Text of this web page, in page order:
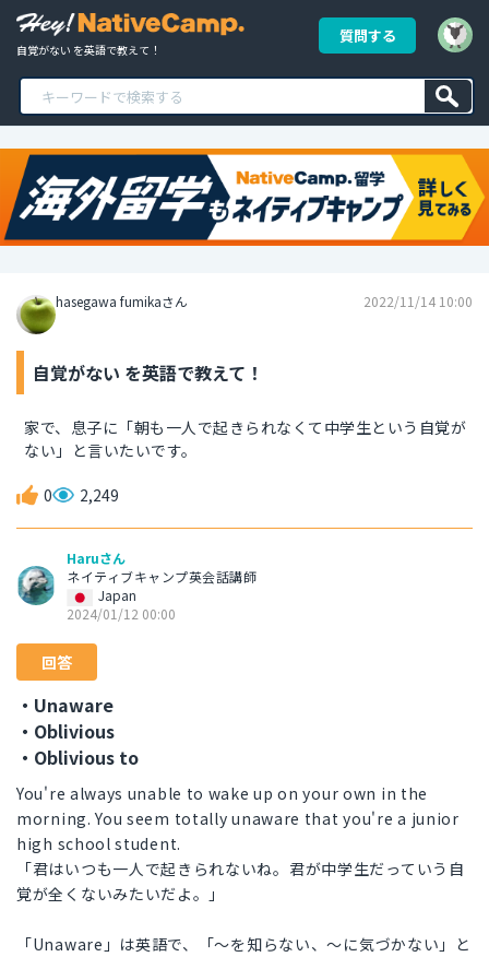
自覚がない を英語で教えて！
質問する
hasegawa fumikaさん 2022/11/14 10:00
自覚がない を英語で教えて！
家で、息子に「朝も一人で起きられなくて中学生という自覚が
ない」と言いたいです。
0 2,249
Haruさん
ネイティブキャンプ英会話講師
Japan
2024/01/12 00:00
回答
・Unaware
・Oblivious
・Oblivious to
You're always unable to wake up on your own in the
morning. You seem totally unaware that you're a junior
high school student.
「君はいつも一人で起きられないね。君が中学生だっていう自
覚が全くないみたいだよ。」
「Unaware」は英語で、「〜を知らない、〜に気づかない」と